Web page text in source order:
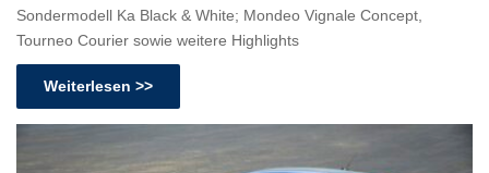
Sondermodell Ka Black & White; Mondeo Vignale Concept,
Tourneo Courier sowie weitere Highlights
Weiterlesen >>